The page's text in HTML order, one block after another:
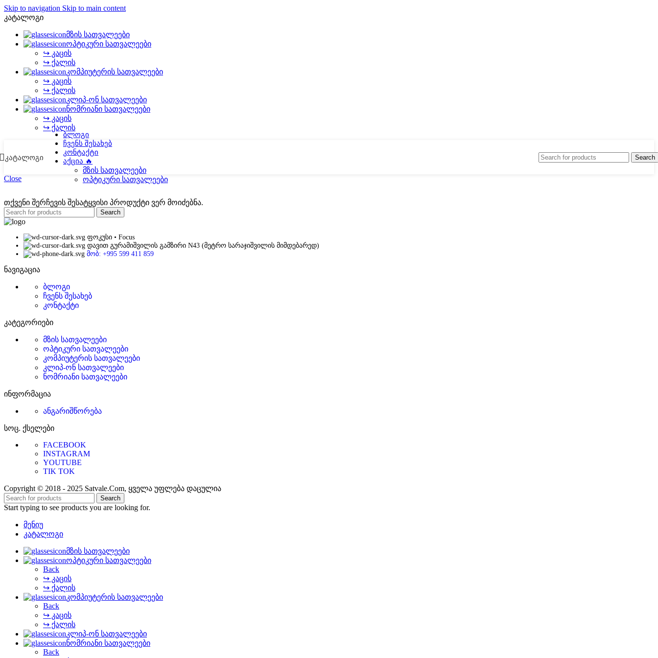
Skip to navigation Skip to main content
კატალოგი
მზის სათვალეები
ოპტიკური სათვალეები
↪ კაცის
↪ ქალის
კომპიუტერის სათვალეები
↪ კაცის
↪ ქალის
კლიპ-ონ სათვალეები
ნომრიანი სათვალეები
↪ კაცის
↪ ქალის
ᲙᲐᲢᲐᲚᲝᲒᲘ
ᲑᲚᲝᲒᲘ
ᲩᲕᲔᲜᲡ ᲨᲔᲡᲐᲮᲔᲑ
ᲙᲝᲜᲢᲐᲥᲢᲘ
ᲐᲥᲪᲘᲐ 🔥
მზის სათვალეები
ოპტიკური სათვალეები
Search
Close
თქვენი შერჩევის შესატყვისი პროდუქტი ვერ მოიძებნა.
Search
ფოკუსი • Focus
დავით გურამიშვილის გამზირი N43 (მეტრო სარაჯიშვილის მიმდებარედ)
მობ: +995 599 411 859
ნავიგაცია
ბლოგი
ჩვენს შესახებ
კონტაქტი
კატეგორიები
მზის სათვალეები
ოპტიკური სათვალეები
კომპიუტერის სათვალეები
კლიპ-ონ სათვალეები
ნომრიანი სათვალეები
ინფორმაცია
ანგარიშწორება
სოც. ქსელები
FACEBOOK
INSTAGRAM
YOUTUBE
TIK TOK
Copyright © 2018 - 2025 Satvale.Com, ყველა უფლება დაცულია
Search
Start typing to see products you are looking for.
მენიუ
კატალოგი
მზის სათვალეები
ოპტიკური სათვალეები
Back
↪ კაცის
↪ ქალის
კომპიუტერის სათვალეები
Back
↪ კაცის
↪ ქალის
კლიპ-ონ სათვალეები
ნომრიანი სათვალეები
Back